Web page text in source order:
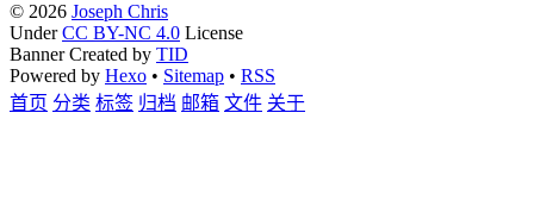
© 2026 Joseph Chris
UnderCC BY-NC 4.0 License
Banner Created by TID
Powered by Hexo • Sitemap • RSS
首页 分类 标签 归档 邮箱 文件 关于